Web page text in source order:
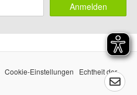
Anmelden
Cookie-Einstellungen
Echtheit der